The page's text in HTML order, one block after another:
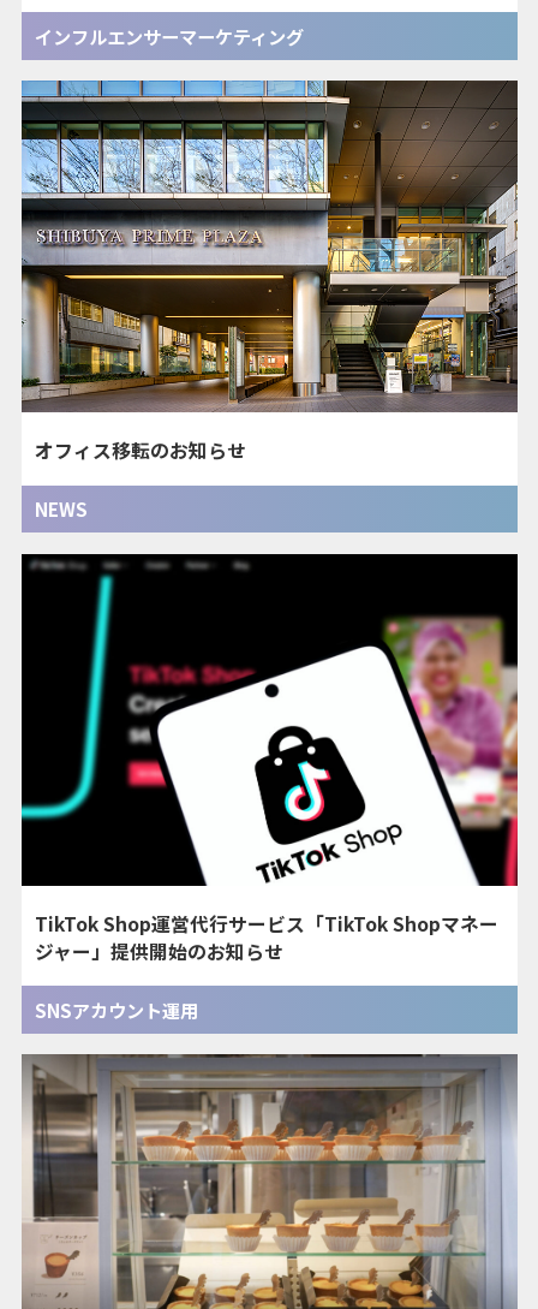
インフルエンサーマーケティング
オフィス移転のお知らせ
NEWS
TikTok Shop運営代行サービス「TikTok Shopマネー
ジャー」提供開始のお知らせ
SNSアカウント運用